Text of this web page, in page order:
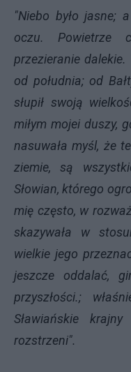
"Niebo było jasne;
oczu. Powietrze
przezieranie dalekie.
od południa; od
słupił swoją
miłym mojei duszy,
nasuwała myśl, że
ziemie, są
Słowian, którego
mię często, w
skazywała w
wielkie jego
jeszcze oddalać,
przyszłości.;
Sławiańskie
rozstrzeni".